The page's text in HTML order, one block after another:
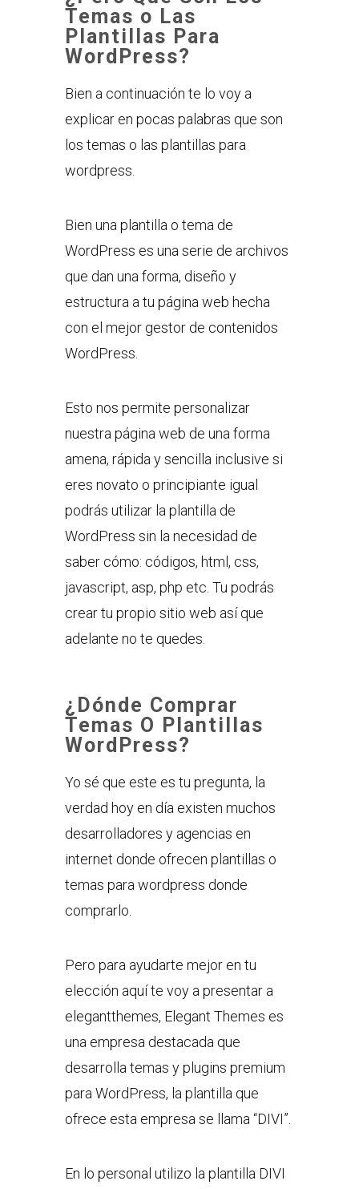
Temas o Las
Plantillas Para
WordPress?
Bien a continuación te lo voy a
explicar en pocas palabras que son
los temas o las plantillas para
wordpress.
Bien una plantilla o tema de
WordPress es una serie de archivos
que dan una forma, diseño y
estructura a tu página web hecha
con el mejor gestor de contenidos
WordPress.
Esto nos permite personalizar
nuestra página web de una forma
amena, rápida y sencilla inclusive si
eres novato o principiante igual
podrás utilizar la plantilla de
WordPress sin la necesidad de
saber cómo: códigos, html, css,
javascript, asp, php etc. Tu podrás
crear tu propio sitio web así que
adelante no te quedes.
¿Dónde Comprar
Temas O Plantillas
WordPress?
Yo sé que este es tu pregunta, la
verdad hoy en día existen muchos
desarrolladores y agencias en
internet donde ofrecen plantillas o
temas para wordpress donde
comprarlo.
Pero para ayudarte mejor en tu
elección aquí te voy a presentar a
elegantthemes, Elegant Themes es
una empresa destacada que
desarrolla temas y plugins premium
para WordPress, la plantilla que
ofrece esta empresa se llama “DIVI”.
En lo personal utilizo la plantilla DIVI